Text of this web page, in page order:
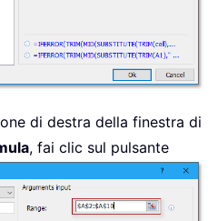
di destra della finestra di
, fai clic sul pulsante